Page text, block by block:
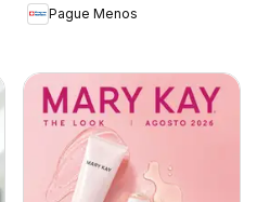
Pague Menos